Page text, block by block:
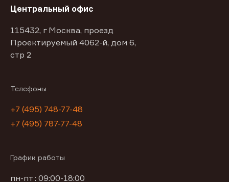
Центральный офис
115432, г Москва, проезд
Проектируемый 4062-й, дом 6,
стр 2
Телефоны
+7 (495) 748-77-48
+7 (495) 787-77-48
График работы
пн-пт : 09:00-18:00